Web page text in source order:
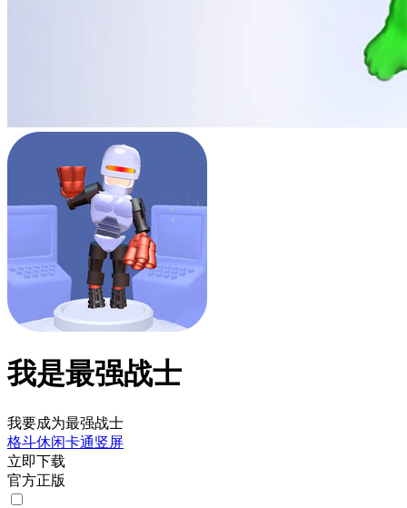
我是最强战士
我要成为最强战士
格斗休闲卡通竖屏
立即下载
官方正版